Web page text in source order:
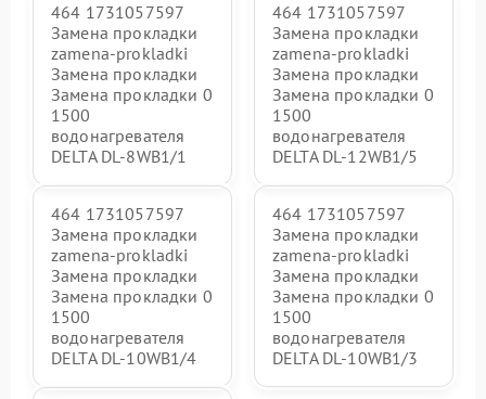
464 1731057597
Замена прокладки
zamena-prokladki
Замена прокладки
Замена прокладки 0
1500
водонагревателя
DELTA DL-8WB1/1
464 1731057597
Замена прокладки
zamena-prokladki
Замена прокладки
Замена прокладки 0
1500
водонагревателя
DELTA DL-12WB1/5
464 1731057597
Замена прокладки
zamena-prokladki
Замена прокладки
Замена прокладки 0
1500
водонагревателя
DELTA DL-10WB1/4
464 1731057597
Замена прокладки
zamena-prokladki
Замена прокладки
Замена прокладки 0
1500
водонагревателя
DELTA DL-10WB1/3